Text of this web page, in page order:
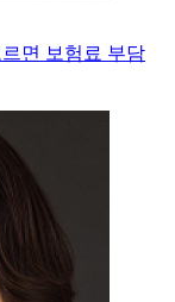
면 보험료 부담